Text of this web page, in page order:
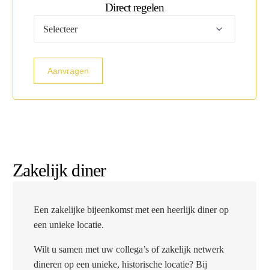
Direct regelen
Aanvragen
Zakelijk diner
Een zakelijke bijeenkomst met een heerlijk diner op
een unieke locatie.
Wilt u samen met uw collega’s of zakelijk netwerk
dineren op een unieke, historische locatie? Bij